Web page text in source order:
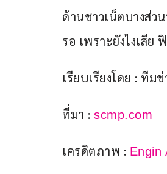
ด้านชาวเน็ตบางส่ว
รอ เพราะยังไงเสีย
เรียบเรียงโดย : ทีม
ที่มา : scmp.com
เครดิตภาพ : Engin